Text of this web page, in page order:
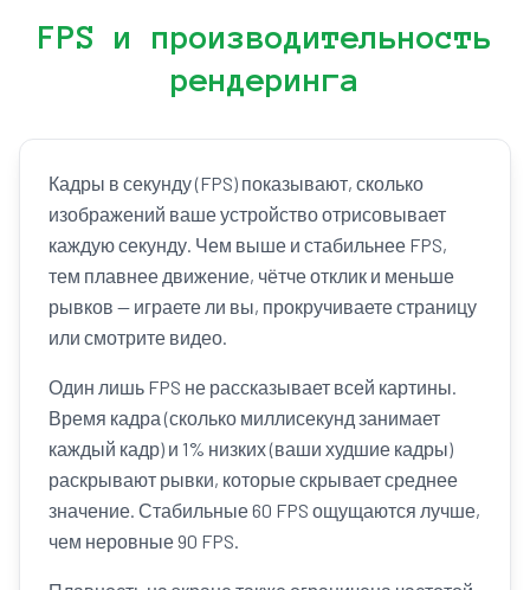
FPS и производительность
рендеринга
Кадры в секунду (FPS) показывают, сколько
изображений ваше устройство отрисовывает
каждую секунду. Чем выше и стабильнее FPS,
тем плавнее движение, чётче отклик и меньше
рывков — играете ли вы, прокручиваете страницу
или смотрите видео.
Один лишь FPS не рассказывает всей картины.
Время кадра (сколько миллисекунд занимает
каждый кадр) и 1% низких (ваши худшие кадры)
раскрывают рывки, которые скрывает среднее
значение. Стабильные 60 FPS ощущаются лучше,
чем неровные 90 FPS.